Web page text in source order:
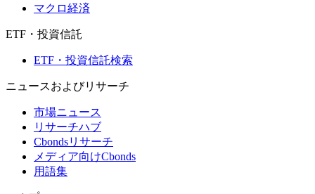
マクロ経済
ETF・投資信託
ETF・投資信託検索
ニュースおよびリサーチ
市場ニュース
リサーチハブ
Cbondsリサーチ
メディア向けCbonds
用語集